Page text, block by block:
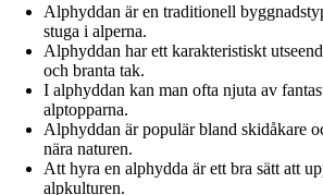
Alphyddan är en traditionell
stuga i alperna.
Alphyddan har ett karakteristiskt
och branta tak.
I alphyddan kan man ofta njuta av
alptopparna.
Alphyddan är populär bland skidåkare
nära naturen.
Att hyra en alphydda är ett bra sätt att
alpkulturen.